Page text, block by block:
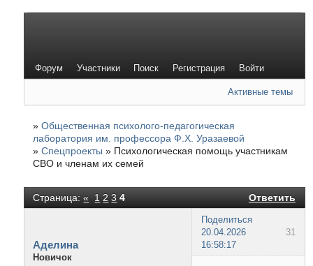
Форум Участники Поиск Регистрация Войти
Активные темы
»Общественная психолого-педагогическая
лаборатория им. профессора Ф.Х. Уразаевой
»Спецпроекты » Психологическая помощь участникам
СВО и членам их семей
Страница:« 1 2 3 4 Ответить
Поделиться
31
20.04.2026
16:58:17
Аделина
Новичок